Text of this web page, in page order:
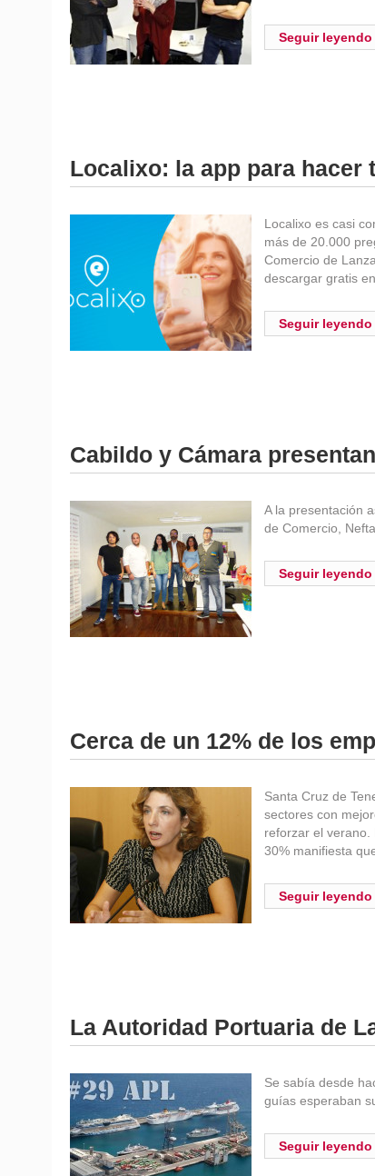
Seguir leyendo
Localixo: la app para hacer
Localixo es casi
más de 20.000
Comercio de
descargar gratis
Seguir leyendo
Cabildo y Cámara
A la presentación
de Comercio,
Seguir leyendo
Cerca de un 12% de los
Santa Cruz de
sectores con
reforzar el
30% manifiesta
Seguir leyendo
La Autoridad Portuaria de
Se sabía desde
guías esperaban
Seguir leyendo